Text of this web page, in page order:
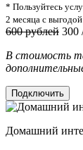
* Пользуйтесь
2 месяца с выгодой
600 рублей 300
В стоимость
Подключить
Домашний